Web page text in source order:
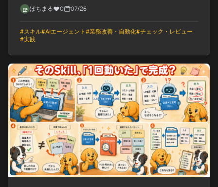
ぽちまる 0 07/26
#スキル#AIエージェント #業務改善・自動化#チェック・レビュー
#実践